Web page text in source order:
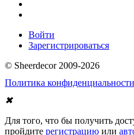
Войти
Зарегистрироваться
© Sheerdecor 2009-2026
Политика конфиденциальности
✖
Для того, что бы получить
пройдите регистрацию или